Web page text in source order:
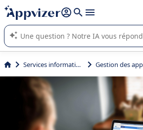
répondre (plusieurs lignes avec
L'IA de Appvizer vous guide dans l'utilisation
logiciel SaaS en entreprise.
Services informatiques